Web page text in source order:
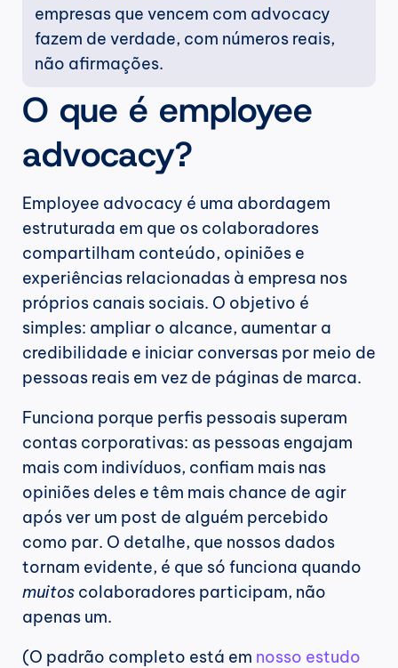
empresas que vencem com advocacy
fazem de verdade, com números reais,
não afirmações.
O que é employee
advocacy?
Employee advocacy é uma abordagem
estruturada em que os colaboradores
compartilham conteúdo, opiniões e
experiências relacionadas à empresa nos
próprios canais sociais. O objetivo é
simples: ampliar o alcance, aumentar a
credibilidade e iniciar conversas por meio de
pessoas reais em vez de páginas de marca.
Funciona porque perfis pessoais superam
contas corporativas: as pessoas engajam
mais com indivíduos, confiam mais nas
opiniões deles e têm mais chance de agir
após ver um post de alguém percebido
como par. O detalhe, que nossos dados
muitos colaboradores participam, não
apenas um.
(O padrão completo está em nosso estudo